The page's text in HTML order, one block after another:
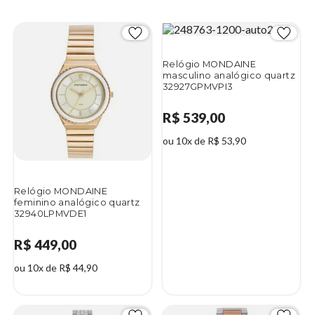
Relógio MONDAINE
feminino analógico quartz
32940LPMVDE1
R$ 449,00
ou 10x de R$ 44,90
Relógio MONDAINE
masculino analógico quartz
32927GPMVPI3
R$ 539,00
ou 10x de R$ 53,90